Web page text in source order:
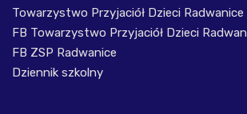
Towarzystwo Przyjaciół Dzieci Radwanice
FB Towarzystwo Przyjaciół Dzieci
FB ZSP Radwanice
Dziennik szkolny